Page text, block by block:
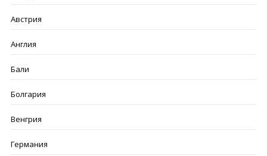
Австрия
Англия
Бали
Болгария
Венгрия
Германия